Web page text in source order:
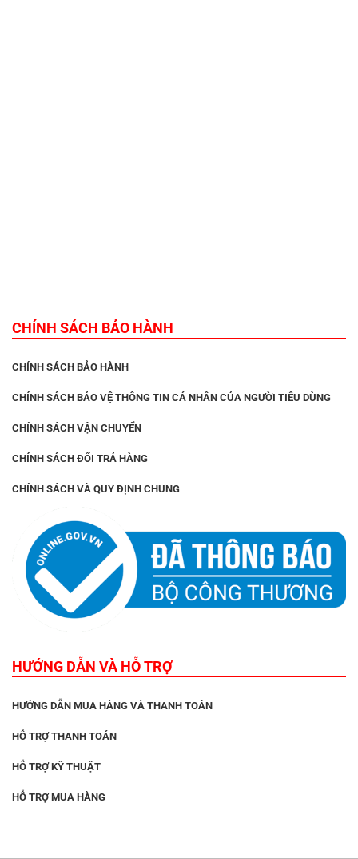
CHÍNH SÁCH BẢO HÀNH
CHÍNH SÁCH BẢO HÀNH
CHÍNH SÁCH BẢO VỆ THÔNG TIN CÁ NHÂN CỦA NGƯỜI TIÊU DÙNG
CHÍNH SÁCH VẬN CHUYỂN
CHÍNH SÁCH ĐỔI TRẢ HÀNG
CHÍNH SÁCH VÀ QUY ĐỊNH CHUNG
HƯỚNG DẪN VÀ HỖ TRỢ
HƯỚNG DẪN MUA HÀNG VÀ THANH TOÁN
HỖ TRỢ THANH TOÁN
HỖ TRỢ KỸ THUẬT
HỖ TRỢ MUA HÀNG